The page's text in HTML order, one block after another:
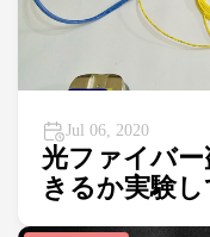
Jul 06, 2020
光ファイバ
きるか実験